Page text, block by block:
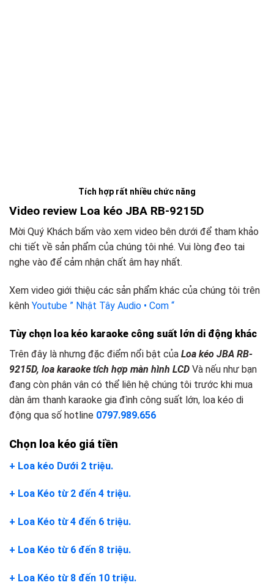
Tích hợp rất nhiều chức năng
Video review Loa kéo JBA RB-9215D
Mời Quý Khách bấm vào xem video bên dưới để tham khảo
chi tiết về sản phẩm của chúng tôi nhé. Vui lòng đeo tai
nghe vào để cảm nhận chất âm hay nhất.
Xem video giới thiệu các sản phẩm khác của chúng tôi trên
kênh Youtube ” Nhật Tây Audio • Com “
Tùy chọn loa kéo karaoke công suất lớn d i động khác
Trên đây là nhưng đặc điểm nổi bật của Loa kéo JBA RB-
9215D, loa karaoke tích hợp màn hình LCD Và nếu như bạn
đang còn phân vân có thể liên hệ chúng tôi trước khi mua
dàn âm thanh karaoke gia đình công suất lớn, loa kéo di
động qua số hotline 0797.989.656
Chọn loa kéo giá tiền
+ Loa kéo Dưới 2 triệu.
+ Loa Kéo từ 2 đến 4 triệu.
+ Loa Kéo từ 4 đến 6 triệu.
+ Loa Kéo từ 6 đến 8 triệu.
+ Loa Kéo từ 8 đến 10 triệu.